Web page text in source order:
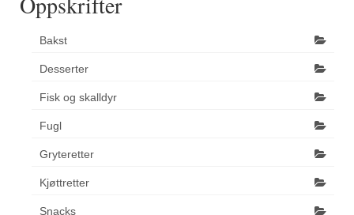
Bakst
Desserter
Fisk og skalldyr
Fugl
Gryteretter
Kjøttretter
Snacks